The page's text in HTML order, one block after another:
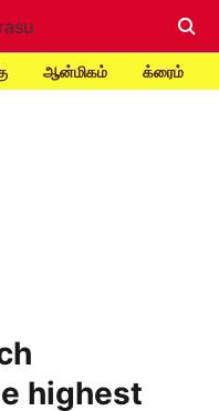
ஆன்மிகம் க்ரைம்
highest